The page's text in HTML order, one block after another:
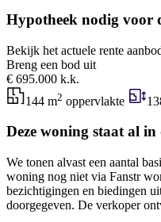
Hypotheek nodig voor
Bekijk het actuele rente
Breng een bod uit
€ 695.000 k.k.
144 m2 oppervlakte
Deze woning staat al in
We tonen alvast een aantal
woning nog niet via Fanstr
bezichtigingen en biedingen
doorgegeven. De verkoper